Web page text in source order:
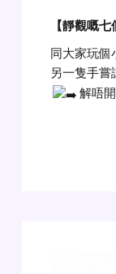
【靜觀嘅
同大家玩個
另一隻手嘗
解唔